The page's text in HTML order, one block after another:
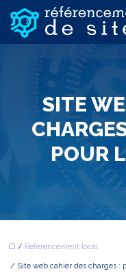
SITE
POUR
/ Référencement local
/ Site web cahier des charges :